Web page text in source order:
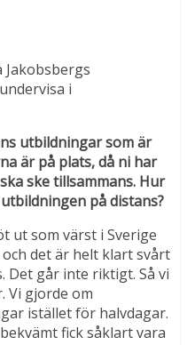
Jakobsbergs
i
utbildningar som är
är på plats, då ni har
ske tillsammans. Hur
på distans?
ut som värst i Sverige
det är helt klart svårt
Det går inte riktigt. Så vi
Vi gjorde om
istället för halvdagar.
fick såklart vara